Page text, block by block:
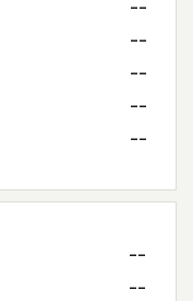
--
--
--
--
--
--
--